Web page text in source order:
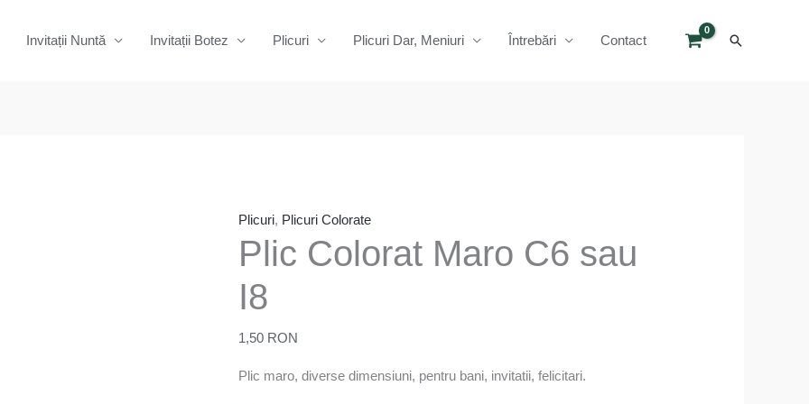
Invitații Nuntă Invitații Botez Plicuri Plicuri Dar, Meniuri Întrebări Contact Search
Plicuri, Plicuri Colorate
Plic Colorat Maro C6 sau
I8
1,50 RON
Plic maro, diverse dimensiuni, pentru bani, invitatii, felicitari.
Maro
C6
sau